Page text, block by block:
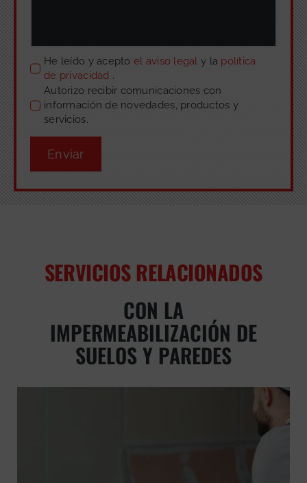
He leído y acepto el aviso legaly la política
de privacidad .
Autorizo recibir comunicaciones con
información de novedades, productos y
servicios.
Enviar
SERVICIOS RELACIONADOS
CON LA
IMPERMEABILIZACIÓN DE
SUELOS Y PAREDES